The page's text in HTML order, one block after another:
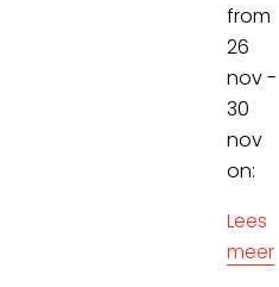
from
26
nov -
30
nov
on:
Lees
meer